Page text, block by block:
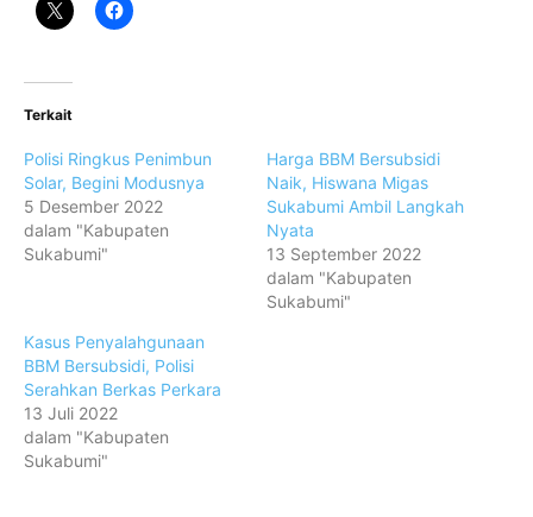
Terkait
Polisi Ringkus Penimbun
Solar, Begini Modusnya
5 Desember 2022
dalam "Kabupaten
Sukabumi"
Harga BBM Bersubsidi
Naik, Hiswana Migas
Sukabumi Ambil Langkah
Nyata
13 September 2022
dalam "Kabupaten
Sukabumi"
Kasus Penyalahgunaan
BBM Bersubsidi, Polisi
Serahkan Berkas Perkara
13 Juli 2022
dalam "Kabupaten
Sukabumi"